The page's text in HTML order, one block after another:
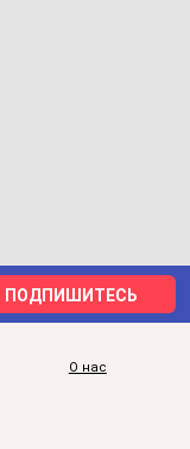
ПОДПИШИТЕСЬ
О нас